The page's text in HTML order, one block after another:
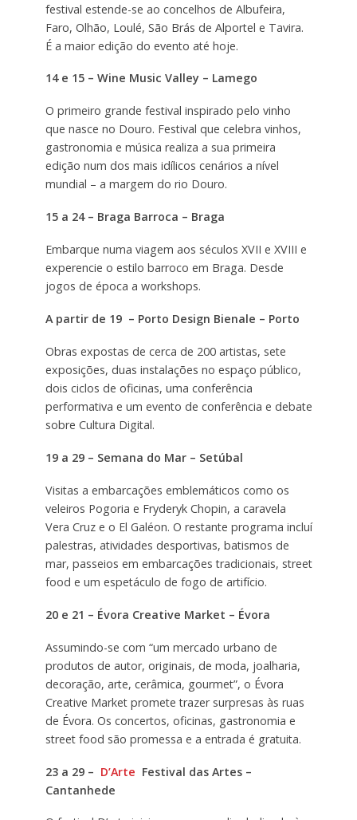
festival estende-se ao concelhos de Albufeira,
Faro, Olhão, Loulé, São Brás de Alportel e Tavira.
É a maior edição do evento até hoje.
14 e 15 – Wine Music Valley – Lamego
O primeiro grande festival inspirado pelo vinho
que nasce no Douro. Festival que celebra vinhos,
gastronomia e música realiza a sua primeira
edição num dos mais idílicos cenários a nível
mundial – a margem do rio Douro.
15 a 24 – Braga Barroca – Braga
Embarque numa viagem aos séculos XVII e XVIII e
experencie o estilo barroco em Braga. Desde
jogos de época a workshops.
A partir de 19 – Porto Design Bienale – Porto
Obras expostas de cerca de 200 artistas, sete
exposições, duas instalações no espaço público,
dois ciclos de oficinas, uma conferência
performativa e um evento de conferência e debate
sobre Cultura Digital.
19 a 29 – Semana do Mar – Setúbal
Visitas a embarcações emblemáticos como os
veleiros Pogoria e Fryderyk Chopin, a caravela
Vera Cruz e o El Galéon. O restante programa incluí
palestras, atividades desportivas, batismos de
mar, passeios em embarcações tradicionais, street
food e um espetáculo de fogo de artifício.
20 e 21 – Évora Creative Market – Évora
Assumindo-se com “um mercado urbano de
produtos de autor, originais, de moda, joalharia,
decoração, arte, cerâmica, gourmet”, o Évora
Creative Market promete trazer surpresas às ruas
de Évora. Os concertos, oficinas, gastronomia e
street food são promessa e a entrada é gratuita.
23 a 29 – D’Arte Festival das Artes –
Cantanhede